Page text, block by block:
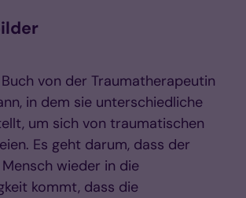
von der Traumatherapeutin
in dem sie unterschiedliche
um sich von traumatischen
Es geht darum, dass der
wieder in die
kommt, dass die